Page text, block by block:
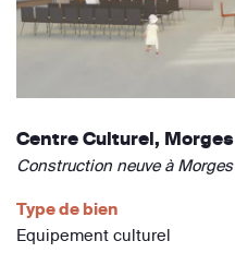
Centre Culturel, Morges
Construction neuve à Morges
Type de bien
Equipement culturel